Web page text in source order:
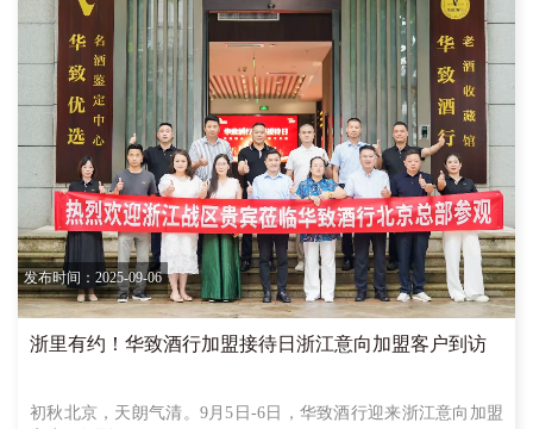
发布时间：2025-09-06
浙里有约！华致酒行加盟接待日浙江意向加盟客户到访
初秋北京，天朗气清。9月5日-6日，华致酒行迎来浙江意向加盟